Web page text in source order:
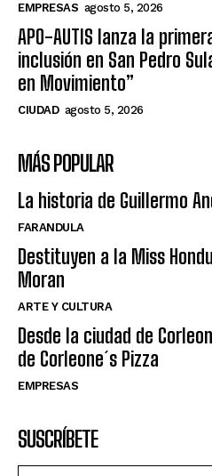
EMPRESAS agosto 5, 2026
APO-AUTIS lanza la
inclusión en San Pedro
en Movimiento”
CIUDAD agosto 5, 2026
MÁS POPULAR
La historia de Guillermo
FARANDULA
Destituyen a la Miss
Moran
ARTE Y CULTURA
Desde la ciudad de
de Corleone´s Pizza
EMPRESAS
SUSCRÍBETE